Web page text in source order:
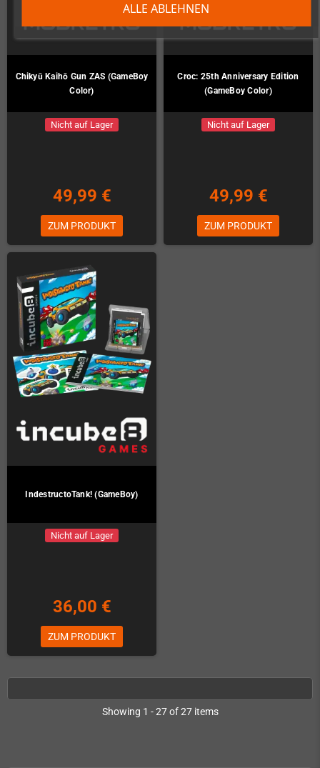
ALLE ABLEHNEN
Chikyū Kaihō Gun ZAS (GameBoy
Color)
Nicht auf Lager
49,99 €
ZUM PRODUKT
Croc: 25th Anniversary Edition
(GameBoy Color)
Nicht auf Lager
49,99 €
ZUM PRODUKT
IndestructoTank! (GameBoy)
Nicht auf Lager
36,00 €
ZUM PRODUKT
Showing 1 - 27 of 27 items